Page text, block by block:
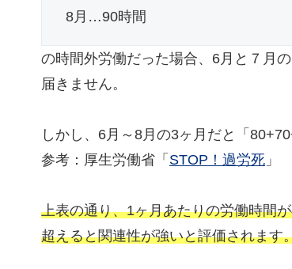
8月…90時間
の時間外労働だった場合、6月と７月
届きません。
しかし、6月～8月の3ヶ月だと「
参考：厚生労働省「 STOP！過労死 」
上表の通り、1ヶ月あたりの労働時間
超えると関連性が強いと評価されます